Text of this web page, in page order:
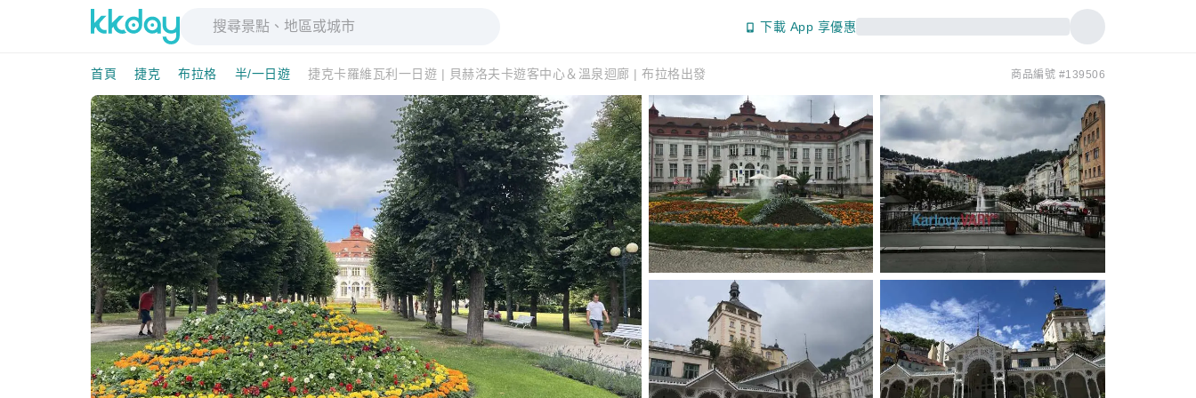
下載 App 享優惠
首頁 捷克 布拉格 半/一日遊 捷克卡羅維瓦利一日遊 | 貝赫洛夫卡遊客中心＆溫泉迴廊 | 布拉格出發 商品編號 #139506